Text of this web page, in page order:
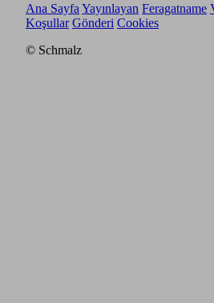
Ana Sayfa Yayınlayan Feragatname
Koşullar Gönderi Cookies
© Schmalz